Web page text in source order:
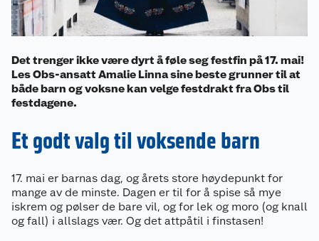
Det trenger ikke være dyrt å føle seg festfin på 17. mai!
Les Obs-ansatt Amalie Linna sine beste grunner til at
både barn og voksne kan velge festdrakt fra Obs til
festdagene.
Et godt valg til voksende barn
17. mai er barnas dag, og årets store høydepunkt for
mange av de minste. Dagen er til for å spise så mye
iskrem og pølser de bare vil, og for lek og moro (og knall
og fall) i allslags vær. Og det attpåtil i finstasen!